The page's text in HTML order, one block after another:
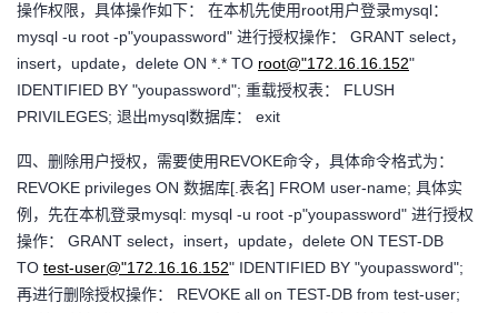
堂
的
课
程
我
的
认
我
的
我
持
我
技
术
支
的
云
声
操作权限，具体操作如下： 在本机先使用root用户登录mysql：
mysql -u root -p"youpassword" 进行授权操作： GRANT select，
insert，update，delete ON *.* TO root@"172.16.16.152"
IDENTIFIED BY "youpassword"; 重载授权表： FLUSH
PRIVILEGES; 退出mysql数据库： exit
四、删除用户授权，需要使用REVOKE命令，具体命令格式为：
REVOKE privileges ON 数据库[.表名] FROM user-name; 具体实
例，先在本机登录mysql: mysql -u root -p"youpassword" 进行授权
操作： GRANT select，insert，update，delete ON TEST-DB
TO test-user@"172.16.16.152" IDENTIFIED BY "youpassword";
再进行删除授权操作： REVOKE all on TEST-DB from test-user;